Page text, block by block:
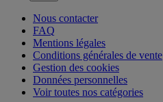
Nous contacter
FAQ
Mentions légales
Conditions générales de vente
Gestion des cookies
Données personnelles
Voir toutes nos catégories